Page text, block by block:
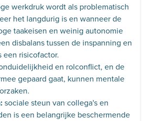
werkdruk wordt als problematisch
het langdurig is en wanneer de
taakeisen en weinig autonomie
disbalans tussen de inspanning en
risicofactor.
en rolconflict, en de
gepaard gaat, kunnen mentale
sociale steun van collega's en
is een belangrijke beschermende